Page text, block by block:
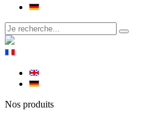
Nos produits